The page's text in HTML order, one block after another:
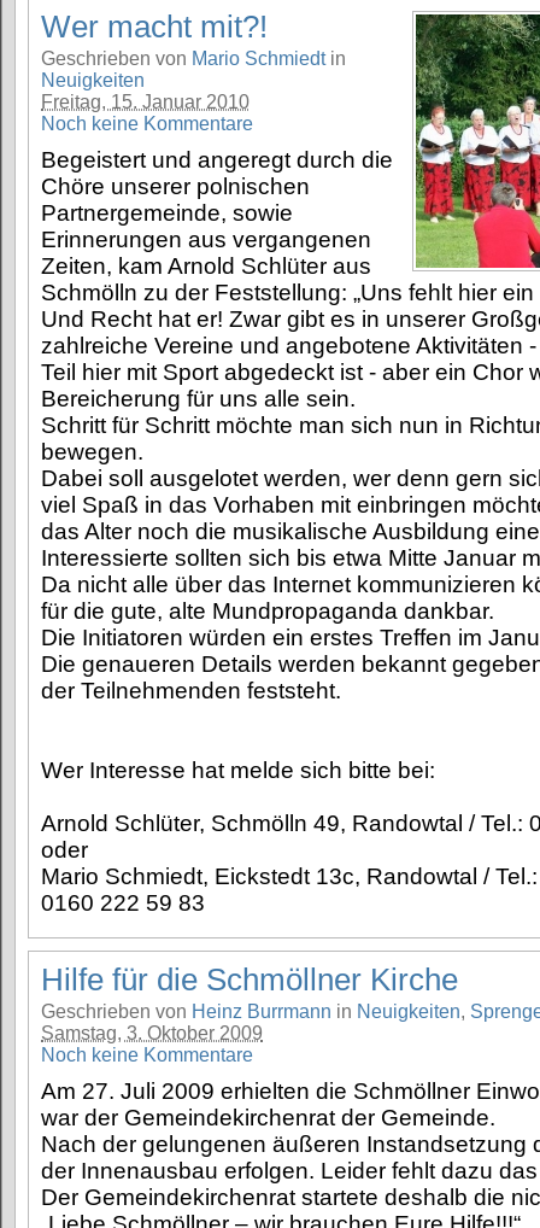
Wer macht mit?!
Geschrieben von Mario Schmiedtin
Neuigkeiten
Freitag, 15. Januar 2010
Noch keine Kommentare
Begeistert und angeregt durch die
Chöre unserer polnischen
Partnergemeinde, sowie
Erinnerungen aus vergangenen
Zeiten, kam Arnold Schlüter aus
Schmölln zu der Feststellung: „Uns fehlt hier
Und Recht hat er! Zwar gibt es in unserer
zahlreiche Vereine und angebotene Aktivitäten
Teil hier mit Sport abgedeckt ist - aber ein Chor
Bereicherung für uns alle sein.
Schritt für Schritt möchte man sich nun in
bewegen.
Dabei soll ausgelotet werden, wer denn gern
viel Spaß in das Vorhaben mit einbringen
das Alter noch die musikalische Ausbildung
Interessierte sollten sich bis etwa Mitte Januar
Da nicht alle über das Internet kommunizieren
für die gute, alte Mundpropaganda dankbar.
Die Initiatoren würden ein erstes Treffen im
Die genaueren Details werden bekannt
der Teilnehmenden feststeht.
Wer Interesse hat melde sich bitte bei:
Arnold Schlüter, Schmölln 49, Randowtal / Tel.:
oder
Mario Schmiedt, Eickstedt 13c, Randowtal /
0160 222 59 83
Hilfe für die Schmöllner Kirche
Geschrieben von Heinz Burrmann in Neuigkeiten,
Samstag, 3. Oktober 2009
Noch keine Kommentare
Am 27. Juli 2009 erhielten die Schmöllner
war der Gemeindekirchenrat der Gemeinde.
Nach der gelungenen äußeren Instandsetzung
der Innenausbau erfolgen. Leider fehlt dazu
Der Gemeindekirchenrat startete deshalb die